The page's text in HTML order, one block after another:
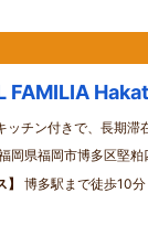
FAMILIA
ッチン付きで、長期滞
岡県福岡市博多区堅
博多駅まで徒歩10分